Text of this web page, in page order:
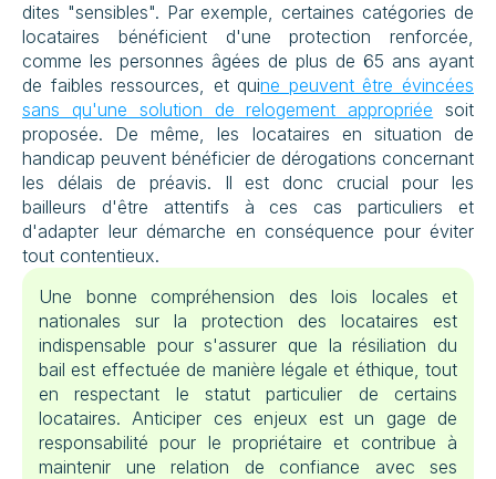
dites "sensibles". Par exemple, certaines catégories de
locataires bénéficient d'une protection renforcée,
comme les personnes âgées de plus de 65 ans ayant
de faibles ressources, et quine peuvent être évincées
sans qu'une solution de relogement appropriée soit
proposée. De même, les locataires en situation de
handicap peuvent bénéficier de dérogations concernant
les délais de préavis. Il est donc crucial pour les
bailleurs d'être attentifs à ces cas particuliers et
d'adapter leur démarche en conséquence pour éviter
tout contentieux.
Une bonne compréhension des lois locales et
nationales sur la protection des locataires est
indispensable pour s'assurer que la résiliation du
bail est effectuée de manière légale et éthique, tout
en respectant le statut particulier de certains
locataires. Anticiper ces enjeux est un gage de
responsabilité pour le propriétaire et contribue à
maintenir une relation de confiance avec ses